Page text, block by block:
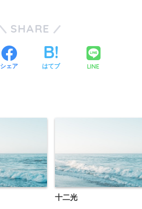
SHARE
シェア はてブ LINE
十二光